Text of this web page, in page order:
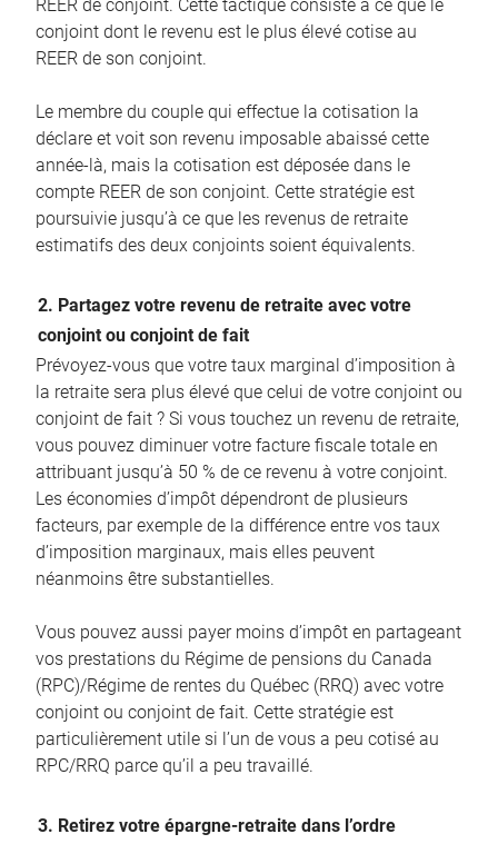
REER de conjoint. Cette tactique consiste à ce que le
conjoint dont le revenu est le plus élevé cotise au
REER de son conjoint.
Le membre du couple qui effectue la cotisation la
déclare et voit son revenu imposable abaissé cette
année-là, mais la cotisation est déposée dans le
compte REER de son conjoint. Cette stratégie est
poursuivie jusqu’à ce que les revenus de retraite
estimatifs des deux conjoints soient équivalents.
2. Partagez votre revenu de retraite avec votre
conjoint ou conjoint de fait
Prévoyez-vous que votre taux marginal d’imposition à
la retraite sera plus élevé que celui de votre conjoint ou
conjoint de fait ? Si vous touchez un revenu de retraite,
vous pouvez diminuer votre facture fiscale totale en
attribuant jusqu’à 50 % de ce revenu à votre conjoint.
Les économies d’impôt dépendront de plusieurs
facteurs, par exemple de la différence entre vos taux
d’imposition marginaux, mais elles peuvent
néanmoins être substantielles.
Vous pouvez aussi payer moins d’impôt en partageant
vos prestations du Régime de pensions du Canada
(RPC)/Régime de rentes du Québec (RRQ) avec votre
conjoint ou conjoint de fait. Cette stratégie est
particulièrement utile si l’un de vous a peu cotisé au
RPC/RRQ parce qu’il a peu travaillé.
3. Retirez votre épargne-retraite dans l’ordre